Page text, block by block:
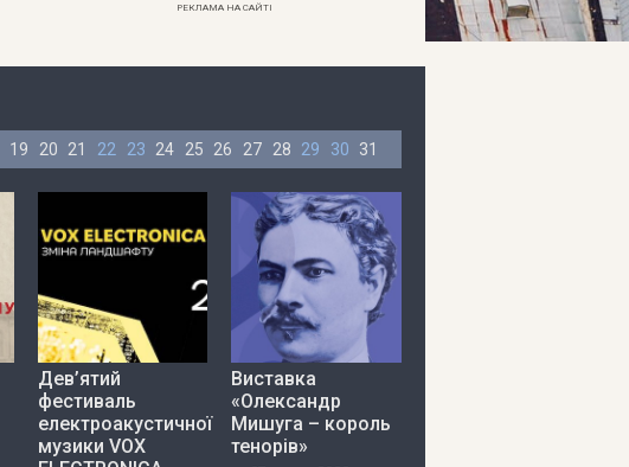
РЕКЛАМА НА САЙТІ
19 20 21 22 23 24 25 26 27 28 29 30 31
Дев’ятий
фестиваль
електроакустичної
музики VOX
Виставка
«Олександр
Мишуга – король
тенорів»